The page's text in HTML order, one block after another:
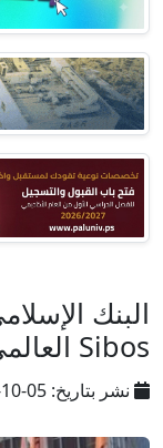
البنك
Sibos العالمي 2025
نشر بتاريخ: 05-10-2025 |